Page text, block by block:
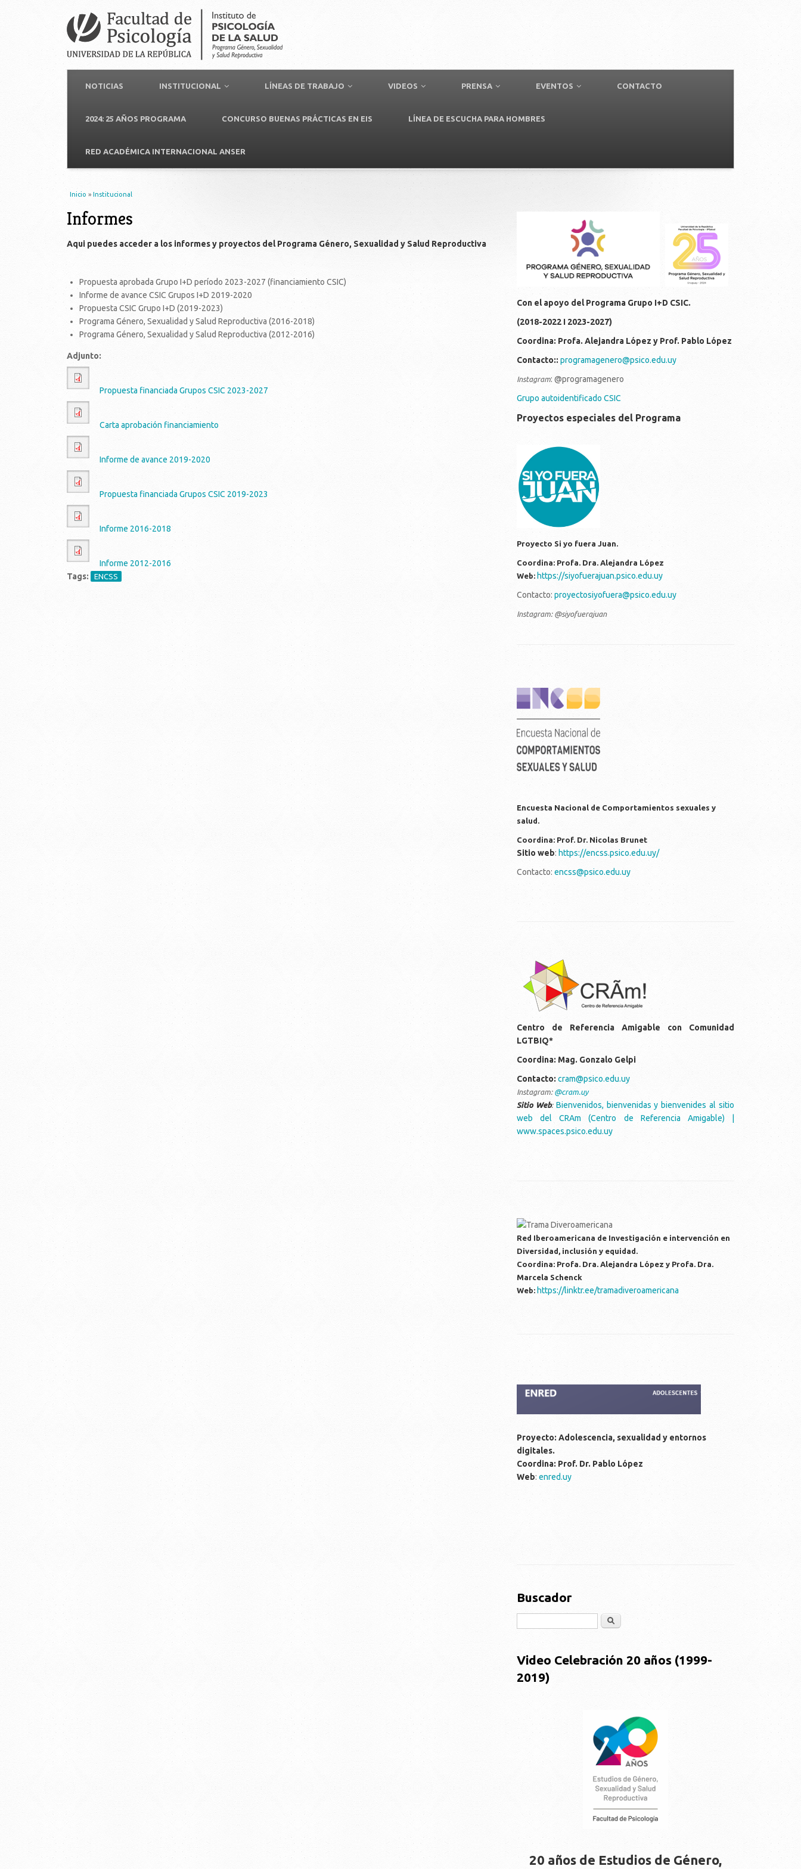
NOTICIAS INSTITUCIONAL LÍNEAS DE TRABAJO VIDEOS PRENSA EVENTOS CONTACTO
2024: 25 AÑOS PROGRAMA CONCURSO BUENAS PRÁCTICAS EN EIS LÍNEA DE ESCUCHA PARA HOMBRES
RED ACADÉMICA INTERNACIONAL ANSER
Usted está aquí
Inicio » Institucional
Informes
Aqui puedes acceder a los informes y proyectos del Programa Género, Sexualidad y Salud Reproductiva
Propuesta aprobada Grupo I+D período 2023-2027 (financiamiento CSIC)
Informe de avance CSIC Grupos I+D 2019-2020
Propuesta CSIC Grupo I+D (2019-2023)
Programa Género, Sexualidad y Salud Reproductiva (2016-2018)
Programa Género, Sexualidad y Salud Reproductiva (2012-2016)
Adjunto:
Propuesta financiada Grupos CSIC 2023-2027
Carta aprobación financiamiento
Informe de avance 2019-2020
Propuesta financiada Grupos CSIC 2019-2023
Informe 2016-2018
Informe 2012-2016
Tags:
ENCSS
Con el apoyo del Programa Grupo I+D CSIC.
(2018-2022 I 2023-2027)
Coordina: Profa. Alejandra López y Prof. Pablo López
Contacto:: programagenero@psico.edu.uy
Instagram: @programagenero
Grupo autoidentificado CSIC
Proyectos especiales del Programa
19c214d7-810f-4306-ba0f-
0cd29996aa7f.jpeg
Proyecto Si yo fuera Juan.
Coordina: Profa. Dra. Alejandra López
Web: https://siyofuerajuan.psico.edu.uy
Contacto: proyectosiyofuera@psico.edu.uy
Instagram: @siyofuerajuan
vertical_color_fondo_transparente.png
Encuesta Nacional de Comportamientos sexuales y
salud.
Coordina: Prof. Dr. Nicolas Brunet
Sitio web: https://encss.psico.edu.uy/
Contacto: encss@psico.edu.uy
logos-cram.png
Centro de Referencia Amigable con Comunidad
LGTBIQ*
Coordina: Mag. Gonzalo Gelpi
Contacto: cram@psico.edu.uy
Instagram: @cram.uy
Sitio Web: Bienvenidos, bienvenidas y bienvenides al sitio
web del CRAm (Centro de Referencia Amigable) |
www.spaces.psico.edu.uy
Red Iberoamericana de Investigación e intervención en
Diversidad, inclusión y equidad.
Coordina: Profa. Dra. Alejandra López y Profa. Dra.
Marcela Schenck
Web: https://linktr.ee/tramadiveroamericana
Proyecto: Adolescencia, sexualidad y entornos
digitales.
Coordina: Prof. Dr. Pablo López
Web: enred.uy
Buscador
Buscar
Video Celebración 20 años (1999-
2019)
20 años de Estudios de Género,